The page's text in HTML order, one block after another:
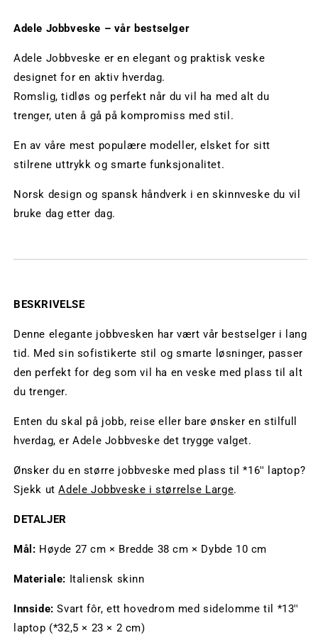
Adele Jobbveske – vår bestselger
Adele Jobbveske er en elegant og praktisk veske
designet for en aktiv hverdag.
Romslig, tidløs og perfekt når du vil ha med alt du
trenger, uten å gå på kompromiss med stil.
En av våre mest populære modeller, elsket for sitt
stilrene uttrykk og smarte funksjonalitet.
Norsk design og spansk håndverk i en skinnveske du vil
bruke dag etter dag.
BESKRIVELSE
Denne elegante jobbvesken har vært vår bestselger i lang
tid. Med sin sofistikerte stil og smarte løsninger, passer
den perfekt for deg som vil ha en veske med plass til alt
du trenger.
Enten du skal på jobb, reise eller bare ønsker en stilfull
hverdag, er Adele Jobbveske det trygge valget.
Ønsker du en større jobbveske med plass til *16'' laptop?
Sjekk utAdele Jobbveske i størrelse Large.
DETALJER
Mål: Høyde 27 cm × Bredde 38 cm × Dybde 10 cm
Materiale: Italiensk skinn
Innside: Svart fôr, ett hovedrom med sidelomme til *13''
laptop (*32,5 × 23 × 2 cm)